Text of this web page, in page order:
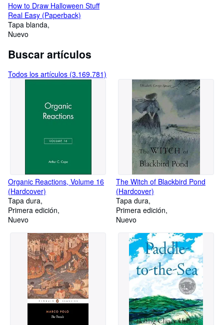
How to Draw Halloween Stuff
Real Easy (Paperback)
Tapa blanda
Nuevo
Buscar artículos
Todos los artículos (3.169.781)
Organic Reactions, Volume 16
(Hardcover)
Tapa dura
Primera edición
Nuevo
The Witch of Blackbird Pond
(Hardcover)
Tapa dura
Primera edición
Nuevo